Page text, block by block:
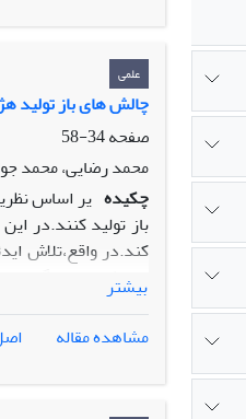
داده است.
علمی
چالش های باز تولید
صفحه34-58
محمد رضایی، محمد
چکیده یر اساس
باز تولید کنند.در
کند.در واقع،تلاش
مصرف پیام به گونه
ارزش های مورد نظر
بیشتر
مشاهده مقاله